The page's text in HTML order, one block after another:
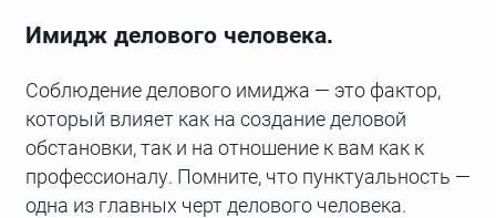
Имидж делового человека.
Соблюдение делового имиджа — это фактор,
который влияет как на создание деловой
обстановки, так и на отношение к вам как к
профессионалу. Помните, что пунктуальность —
одна из главных черт делового человека.